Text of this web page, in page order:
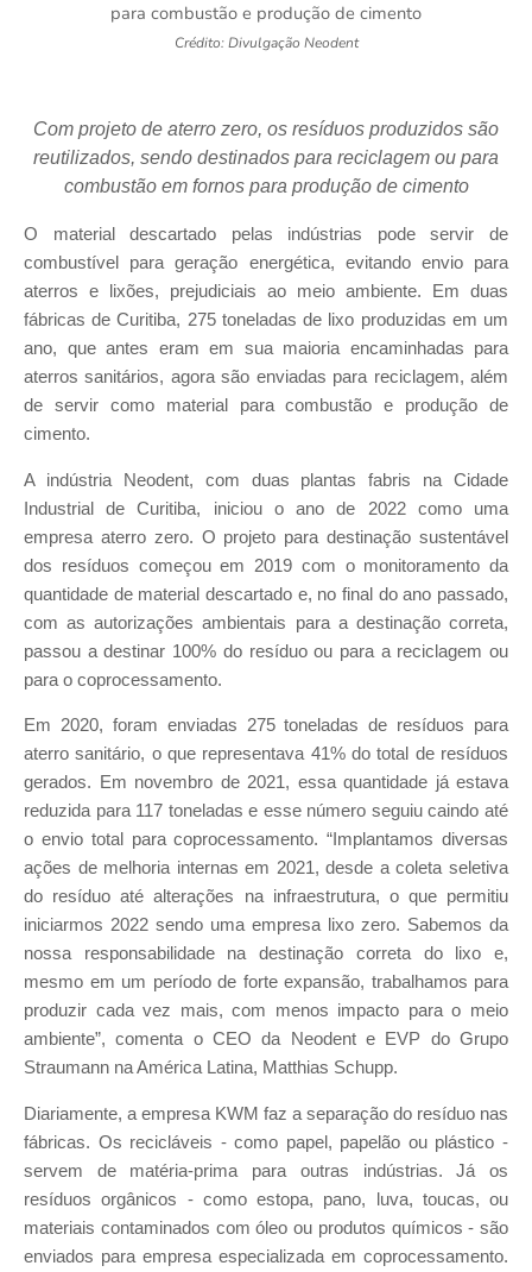
para combustão e produção de cimento
Crédito: Divulgação Neodent
Com projeto de aterro zero, os resíduos produzidos são
reutilizados, sendo destinados para reciclagem ou para
combustão em fornos para produção de cimento
O material descartado pelas indústrias pode servir de
combustível para geração energética, evitando envio para
aterros e lixões, prejudiciais ao meio ambiente. Em duas
fábricas de Curitiba, 275 toneladas de lixo produzidas em um
ano, que antes eram em sua maioria encaminhadas para
aterros sanitários, agora são enviadas para reciclagem, além
de servir como material para combustão e produção de
cimento.
A indústria Neodent, com duas plantas fabris na Cidade
Industrial de Curitiba, iniciou o ano de 2022 como uma
empresa aterro zero. O projeto para destinação sustentável
dos resíduos começou em 2019 com o monitoramento da
quantidade de material descartado e, no final do ano passado,
com as autorizações ambientais para a destinação correta,
passou a destinar 100% do resíduo ou para a reciclagem ou
para o coprocessamento.
Em 2020, foram enviadas 275 toneladas de resíduos para
aterro sanitário, o que representava 41% do total de resíduos
gerados. Em novembro de 2021, essa quantidade já estava
reduzida para 117 toneladas e esse número seguiu caindo até
o envio total para coprocessamento. “Implantamos diversas
ações de melhoria internas em 2021, desde a coleta seletiva
do resíduo até alterações na infraestrutura, o que permitiu
iniciarmos 2022 sendo uma empresa lixo zero. Sabemos da
nossa responsabilidade na destinação correta do lixo e,
mesmo em um período de forte expansão, trabalhamos para
produzir cada vez mais, com menos impacto para o meio
ambiente”, comenta o CEO da Neodent e EVP do Grupo
Straumann na América Latina, Matthias Schupp.
Diariamente, a empresa KWM faz a separação do resíduo nas
fábricas. Os recicláveis - como papel, papelão ou plástico -
servem de matéria-prima para outras indústrias. Já os
resíduos orgânicos - como estopa, pano, luva, toucas, ou
materiais contaminados com óleo ou produtos químicos - são
enviados para empresa especializada em coprocessamento.